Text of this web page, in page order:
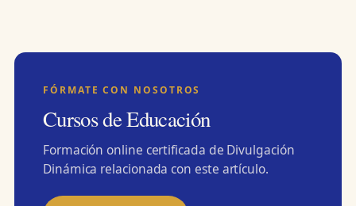
FÓRMATE CON NOSOTROS
Cursos de Educación
Formación online certificada de Divulgación
Dinámica relacionada con este artículo.